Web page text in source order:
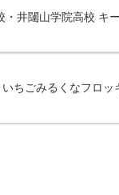
井闥山学院高校 キ
ちごみるくなフロッ